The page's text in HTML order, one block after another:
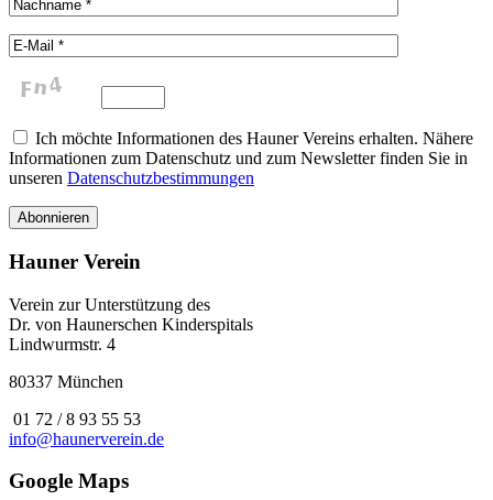
Ich möchte Informationen des Hauner Vereins erhalten. Nähere
Informationen zum Datenschutz und zum Newsletter finden Sie in
unseren Datenschutzbestimmungen
Hauner Verein
Verein zur Unterstützung des
Dr. von Haunerschen Kinderspitals
Lindwurmstr. 4
80337 München
01 72 / 8 93 55 53
info@haunerverein.de
Google Maps